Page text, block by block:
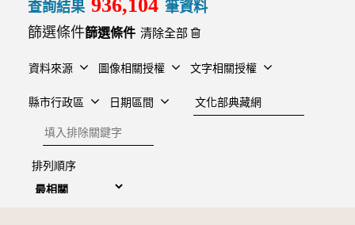
查詢結果 936,104 筆資料
篩選條件
清除全部
資料來源 圖像相關授權 文字相關授權
縣市行政區 日期區間
建檔單位
排除關鍵字
排列順序